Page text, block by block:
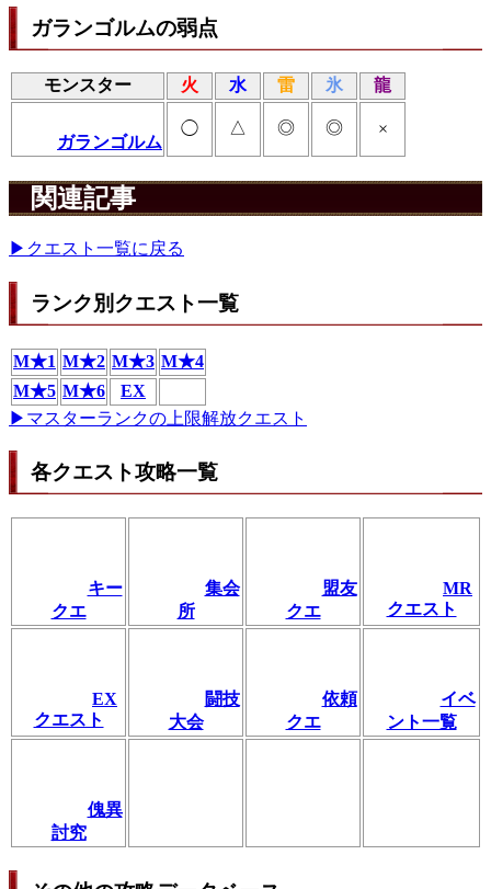
ガランゴルムの弱点
モンスター 火 水 雷 氷 龍
ガランゴルム
◯ △ ◎ ◎ ×
関連記事
▶クエスト一覧に戻る
ランク別クエスト一覧
M★1 M★2 M★3 M★4
M★5 M★6
EX
▶マスターランクの上限解放クエスト
各クエスト攻略一覧
キー
クエ
集会
所
盟友
クエ
MR
クエスト
EX
クエスト
闘技
大会
依頼
クエ
イベ
ント一覧
傀異
討究